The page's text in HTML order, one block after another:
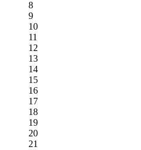
8
9
10
11
12
13
14
15
16
17
18
19
20
21